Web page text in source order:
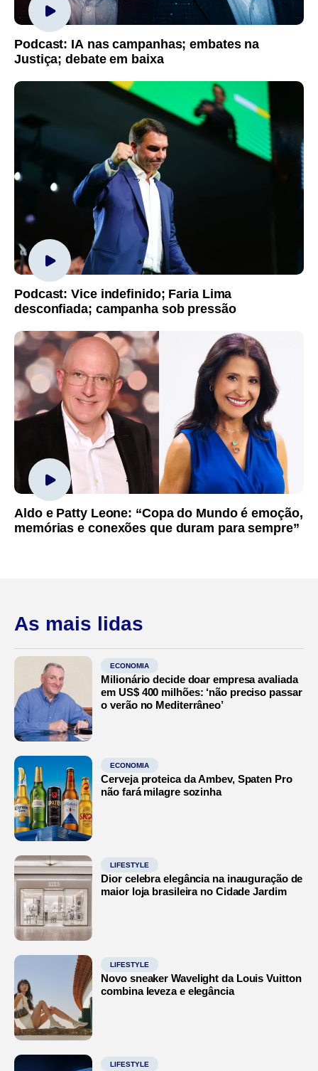
Podcast: IA nas campanhas; embates na
Justiça; debate em baixa
Podcast: Vice indefinido; Faria Lima
desconfiada; campanha sob pressão
Aldo e Patty Leone: “Copa do Mundo é emoção,
memórias e conexões que duram para sempre”
As mais lidas
ECONOMIA
Milionário decide doar empresa avaliada
em US$ 400 milhões: ‘não preciso passar
o verão no Mediterrâneo’
ECONOMIA
Cerveja proteica da Ambev, Spaten Pro
não fará milagre sozinha
LIFESTYLE
Dior celebra elegância na inauguração de
maior loja brasileira no Cidade Jardim
LIFESTYLE
Novo sneaker Wavelight da Louis Vuitton
combina leveza e elegância
LIFESTYLE